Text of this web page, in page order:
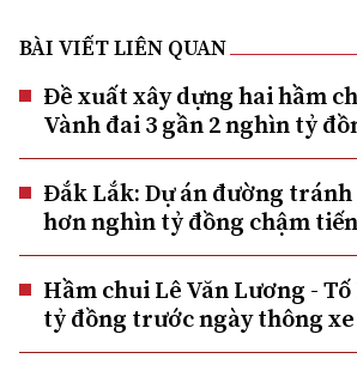
BÀI VIẾT LIÊN QUAN
Đề xuất xây dựng hai hầm
Vành đai 3 gần 2 nghìn tỷ
Đắk Lắk: Dự án đường
hơn nghìn tỷ đồng chậm
Hầm chui Lê Văn Lương -
tỷ đồng trước ngày thông xe